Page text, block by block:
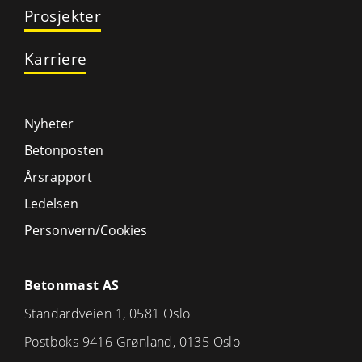
Prosjekter
Karriere
Nyheter
Betonposten
Årsrapport
Ledelsen
Personvern/Cookies
Betonmast AS
Standardveien 1, 0581 Oslo
Postboks 9416 Grønland, 0135 Oslo